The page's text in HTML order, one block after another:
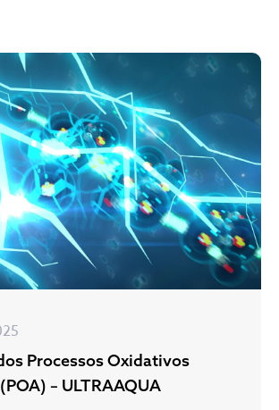
Processos Oxidativos
– ULTRAAQUA